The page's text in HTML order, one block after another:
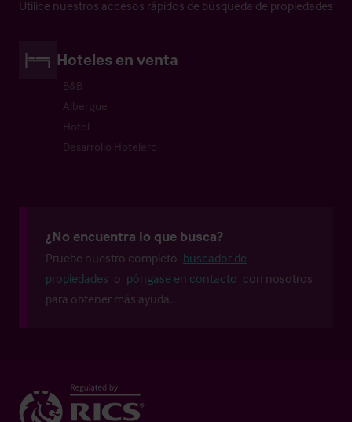
Utilice nuestros accesos rápidos de búsqueda de propiedades
Hoteles en venta
B&B
Albergue
Hotel
Desarrollo Hotelero
¿No encuentra lo que busca?
Pruebe nuestro completo buscador de
propiedades o póngase en contacto con nosotros
para obtener más ayuda.